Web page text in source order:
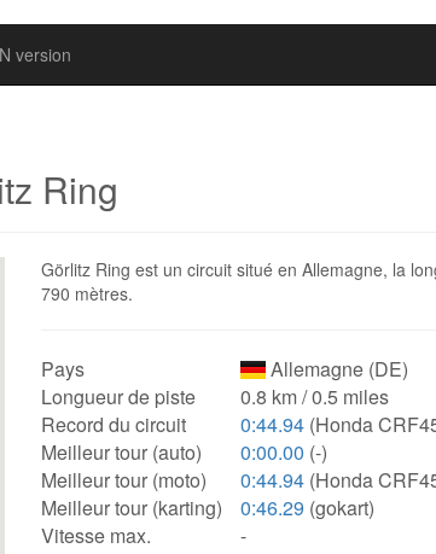
version
Ring
Görlitz Ring est un circuit situé en Allemagne, la
790 mètres.
Pays
Allemagne (DE)
Longueur de piste
0.8 km / 0.5 miles
Record du circuit
0:44.94 (Honda
Meilleur tour (auto)
0:00.00 (-)
Meilleur tour (moto)
0:44.94 (Honda
Meilleur tour (karting)
0:46.29 (gokart)
Vitesse max.
-